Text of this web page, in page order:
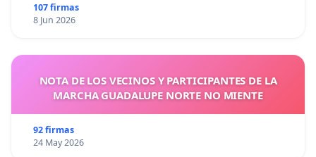
107 firmas
8 Jun 2026
NOTA DE LOS VECINOS Y PARTICIPANTES DE LA
MARCHA GUADALUPE NORTE NO MIENTE
92 firmas
24 May 2026